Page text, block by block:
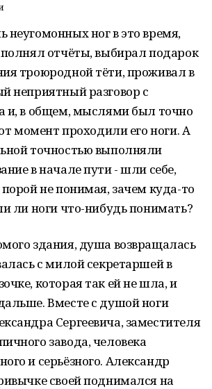
неугомонных ног в это время,
отчёты, выбирал подарок
троюродной тёти, проживал в
неприятный разговор с
и, в общем, мыслями был точно
момент проходили его ноги. А
точностью выполняли
в начале пути - шли себе,
не понимая, зачем куда-то
ли ноги что-нибудь понимать?
здания, душа возвращалась
с милой секретаршей в
которая так ей не шла, и
Вместе с душой ноги
Сергеевича, заместителя
завода, человека
и серьёзного. Александр
своей поднимался на